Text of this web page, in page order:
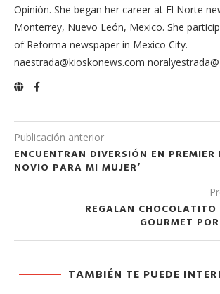
Opinión. She began her career at El Norte
Monterrey, Nuevo León, Mexico. She
of Reforma newspaper in Mexico City.
naestrada@kioskonews.com
Publicación anterior
ENCUENTRAN DIVERSIÓN EN PREMIER
NOVIO PARA MI MUJER’
REGALAN
GOURMET
TAMBIÉN TE PUEDE